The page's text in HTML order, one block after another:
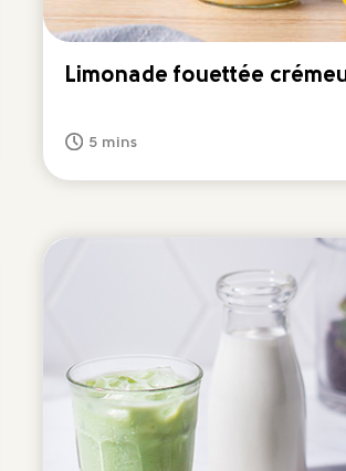
Limonade fouettée
5 mins